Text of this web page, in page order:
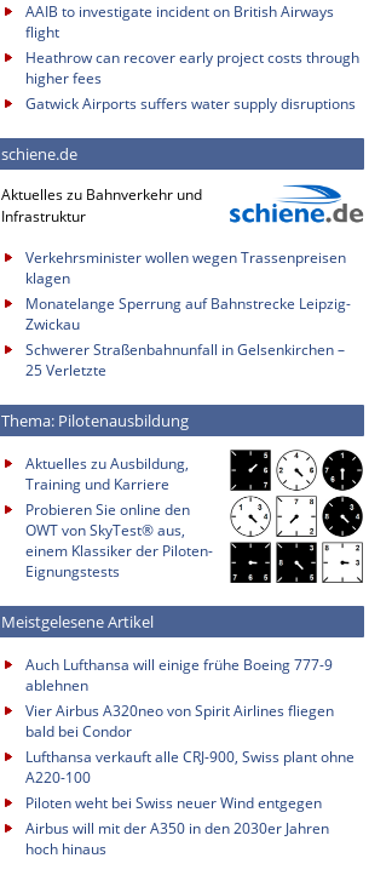
AAIB to investigate incident on British Airways
flight
Heathrow can recover early project costs through
higher fees
Gatwick Airports suffers water supply disruptions
schiene.de
Aktuelles zu Bahnverkehr und
Infrastruktur
Verkehrsminister wollen wegen Trassenpreisen
klagen
Monatelange Sperrung auf Bahnstrecke Leipzig-
Zwickau
Schwerer Straßenbahnunfall in Gelsenkirchen –
25 Verletzte
Thema: Pilotenausbildung
Aktuelles zu Ausbildung,
Training und Karriere
Probieren Sie online den
OWT von SkyTest® aus,
einem Klassiker der Piloten-
Eignungstests
Meistgelesene Artikel
Auch Lufthansa will einige frühe Boeing 777-9
ablehnen
Vier Airbus A320neo von Spirit Airlines fliegen
bald bei Condor
Lufthansa verkauft alle CRJ-900, Swiss plant ohne
A220-100
Piloten weht bei Swiss neuer Wind entgegen
Airbus will mit der A350 in den 2030er Jahren
hoch hinaus